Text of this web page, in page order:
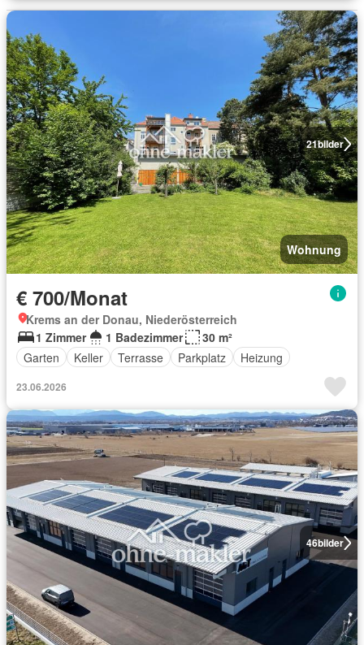
21bilder
Wohnung
€ 700/Monat
Krems an der Donau, Niederösterreich
1 Zimmer
1 Badezimmer
30 m²
Garten
Keller Terrasse Parkplatz Heizung
23.06.2026
46bilder